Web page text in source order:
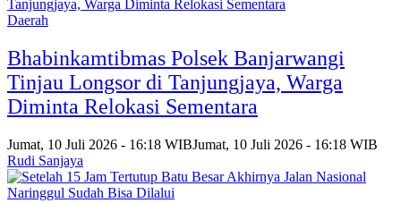
Daerah
Bhabinkamtibmas Polsek Banjarwangi
Tinjau Longsor di Tanjungjaya, Warga
Diminta Relokasi Sementara
Jumat, 10 Juli 2026 - 16:18 WIBJumat, 10 Juli 2026 - 16:18 WIB
Rudi Sanjaya